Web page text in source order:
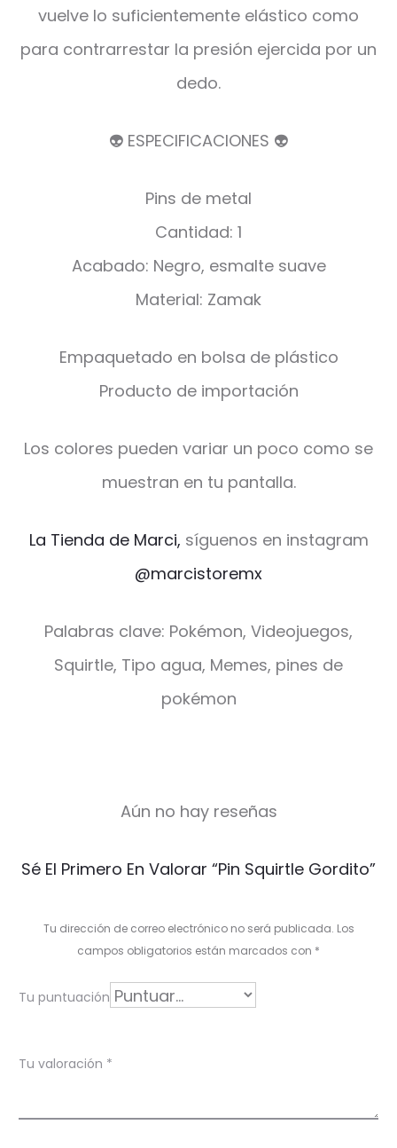
vuelve lo suficientemente elástico como
para contrarrestar la presión ejercida por un
dedo.
👽 ESPECIFICACIONES 👽
Pins de metal
Cantidad: 1
Acabado: Negro, esmalte suave
Material: Zamak
Empaquetado en bolsa de plástico
Producto de importación
Los colores pueden variar un poco como se
muestran en tu pantalla.
La Tienda de Marci, síguenos en instagram
@marcistoremx
Palabras clave: Pokémon, Videojuegos,
Squirtle, Tipo agua, Memes, pines de
pokémon
V
a
r
i
o
Aún no hay reseñas
Sé El Primero En Valorar “Pin Squirtle Gordito”
Tu dirección de correo electrónico no será publicada. Los
campos obligatorios están marcados con *
Tu puntuación
Tu valoración *